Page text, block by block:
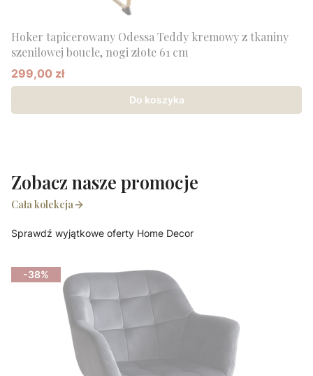
Hoker tapicerowany Odessa Teddy kremowy z tkaniny
szenilowej boucle, nogi złote 61 cm
Cena promocyjna
299,00 zł
Do koszyka
Zobacz nasze promocje
Cała kolekcja
Sprawdź wyjątkowe oferty Home Decor
-38%